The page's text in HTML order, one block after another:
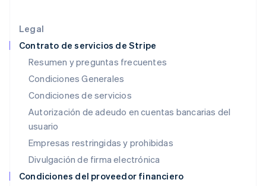
Legal
Contrato de servicios de Stripe
Resumen y preguntas frecuentes
Condiciones Generales
Condiciones de servicios
Autorización de adeudo en cuentas bancarias del
usuario
Empresas restringidas y prohibidas
Divulgación de firma electrónica
Condiciones del proveedor financiero
English
English
Italia
ItalianoEnglish
Japón
日本語English
Letonia
English
Liechtenstein
DeutschEnglish
Lituania
English